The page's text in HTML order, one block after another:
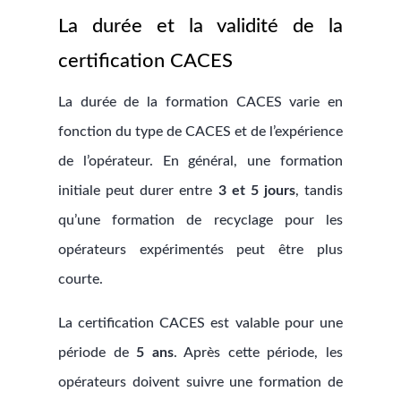
La durée et la validité de la
certification CACES
La durée de la formation CACES varie en
fonction du type de CACES et de l’expérience
de l’opérateur. En général, une formation
initiale peut durer entre 3 et 5 jours, tandis
qu’une formation de recyclage pour les
opérateurs expérimentés peut être plus
courte.
La certification CACES est valable pour une
période de 5 ans. Après cette période, les
opérateurs doivent suivre une formation de